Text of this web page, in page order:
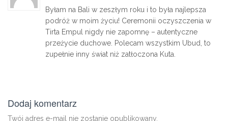
Byłam na Bali w zeszłym roku i to była najlepsza
podróż w moim życiu! Ceremonii oczyszczenia w
Tirta Empul nigdy nie zapomnę – autentyczne
przeżycie duchowe. Polecam wszystkim Ubud, to
zupełnie inny świat niż zatłoczona Kuta.
Dodaj komentarz
Twój adres e-mail nie zostanie opublikowany.